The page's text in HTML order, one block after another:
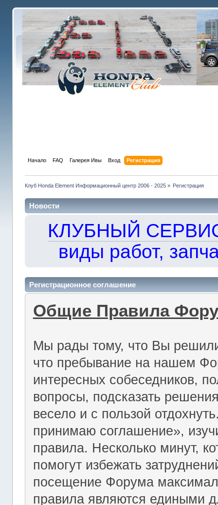
Начало FAQ Галерея Ивы Вход Регистрация
Клуб Honda Element Информационный центр 2006 - 2025» Регистрация
Новости
КЛУБНЫЙ
виды работ,
Регистрационное соглашение
Общие Правила
Мы рады тому, что Вы
что пребывание на нашем
интересных собеседников,
вопросы, подсказать
весело и с пользой
принимаю соглашение»,
правила. Несколько минут,
помогут избежать
посещение Форума
правила являются едиными